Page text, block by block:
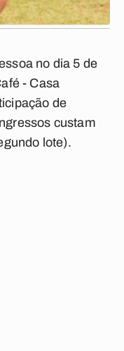
no dia 5 de
- Casa
de
custam
lote).